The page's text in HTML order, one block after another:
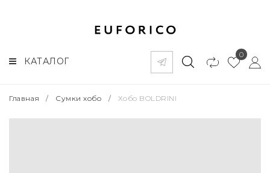
КАТАЛОГ
0
Главная / Сумки хобо / Хобо BOLDRINI